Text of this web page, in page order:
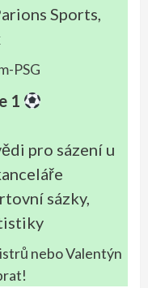
Sports,
PSG
1
pro sázení u
sázky,
nebo Valentýn